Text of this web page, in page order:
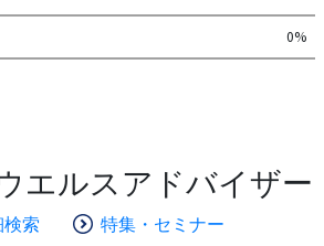
0%
エルスアドバイザー
索
特集・セミナー